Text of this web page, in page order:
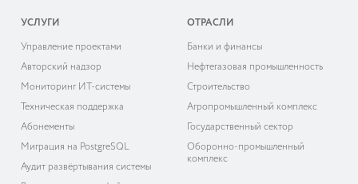
УСЛУГИ
Управление проектами
Авторский надзор
Мониторинг ИТ-системы
Техническая поддержка
Абонементы
Миграция на PostgreSQL
Аудит развёртывания системы
ОТРАСЛИ
Банки и финансы
Нефтегазовая промышленность
Строительство
Агропромышленный комплекс
Государственный сектор
Оборонно-промышленный
комплекс